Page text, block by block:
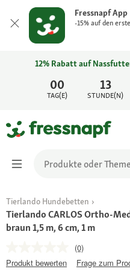
Fressnapf App
-15% auf den
00
TAG(E)
13
STUNDE(N)
12% Rabatt auf
Tierlando Hundebetten
Tierlando CARLOS Ortho-
braun 1,5 m, 6 cm, 1 m
(0)
Produkt bewerten
Frage zum